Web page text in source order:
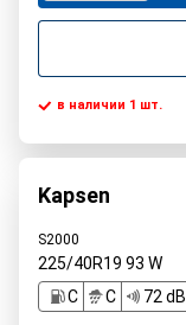
в наличии 1 шт.
Kapsen
S2000
225/40R19 93 W
C
C 72 dB